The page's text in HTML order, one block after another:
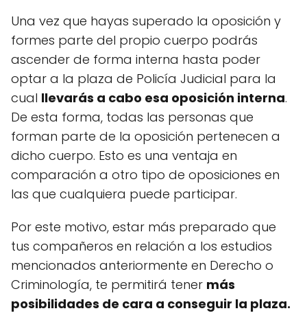
Una vez que hayas superado la oposición y
formes parte del propio cuerpo podrás
ascender de forma interna hasta poder
optar a la plaza de Policía Judicial para la
cual llevarás a cabo esa oposición interna.
De esta forma, todas las personas que
forman parte de la oposición pertenecen a
dicho cuerpo. Esto es una ventaja en
comparación a otro tipo de oposiciones en
las que cualquiera puede participar.
Por este motivo, estar más preparado que
tus compañeros en relación a los estudios
mencionados anteriormente en Derecho o
Criminología, te permitirá tener más
posibilidades de cara a conseguir la plaza.